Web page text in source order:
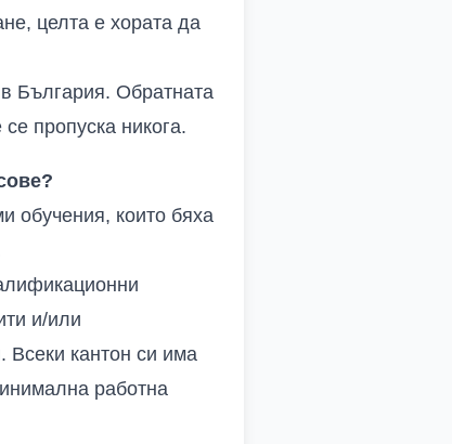
целта е хората да
България. Обратната
пропуска никога.
обучения, които бяха
и/или
Всеки кантон си има
работна